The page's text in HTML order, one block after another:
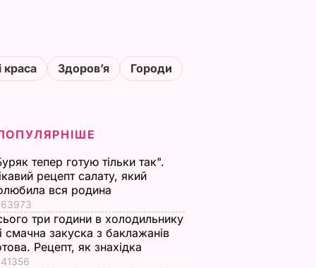
краса Здоровʼя Городи
тепер готую тільки так".
рецепт салату, який
вся родина
63973
три години в холодильнику
смачна закуска з баклажанів
Рецепт, як знахідка
41356